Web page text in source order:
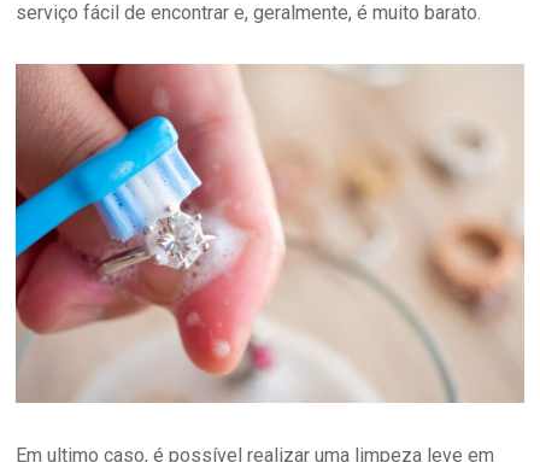
serviço fácil de encontrar e, geralmente, é muito barato.
Em ultimo caso, é possível realizar uma limpeza leve em